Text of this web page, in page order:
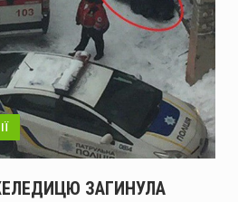
ЗАГИНУЛА